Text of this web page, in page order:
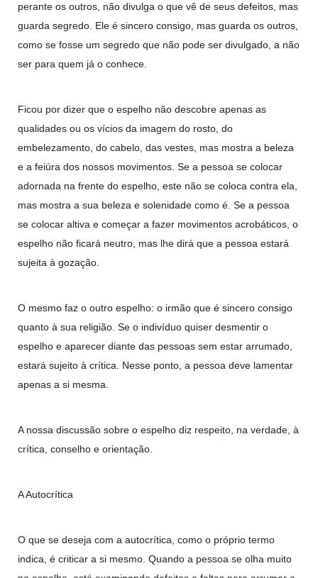
perante os outros, não divulga o que vê de seus defeitos, mas
guarda segredo. Ele é sincero consigo, mas guarda os outros,
como se fosse um segredo que não pode ser divulgado, a não
ser para quem já o conhece.
Ficou por dizer que o espelho não descobre apenas as
qualidades ou os vícios da imagem do rosto, do
embelezamento, do cabelo, das vestes, mas mostra a beleza
e a feiúra dos nossos movimentos. Se a pessoa se colocar
adornada na frente do espelho, este não se coloca contra ela,
mas mostra a sua beleza e solenidade como é. Se a pessoa
se colocar altiva e começar a fazer movimentos acrobáticos, o
espelho não ficará neutro, mas lhe dirá que a pessoa estará
sujeita à gozação.
O mesmo faz o outro espelho: o irmão que é sincero consigo
quanto à sua religião. Se o indivíduo quiser desmentir o
espelho e aparecer diante das pessoas sem estar arrumado,
estará sujeito à crítica. Nesse ponto, a pessoa deve lamentar
apenas a si mesma.
A nossa discussão sobre o espelho diz respeito, na verdade, à
crítica, conselho e orientação.
A Autocrítica
O que se deseja com a autocrítica, como o próprio termo
indica, é criticar a si mesmo. Quando a pessoa se olha muito